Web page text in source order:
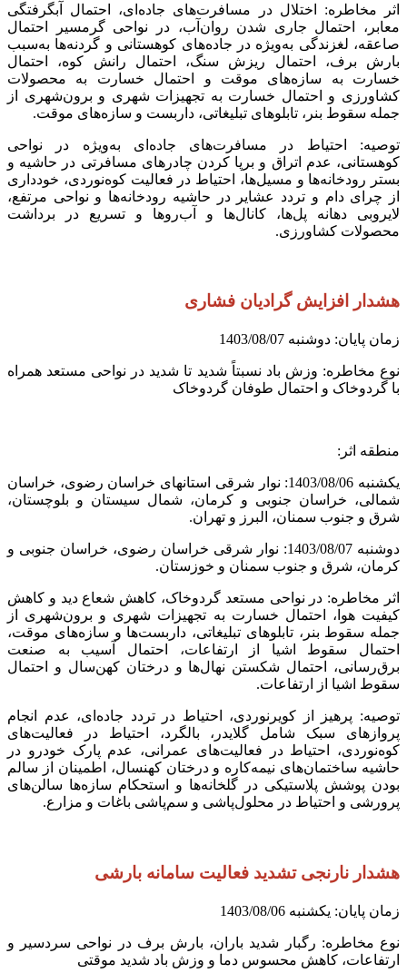
اثر مخاطره: اختلال در مسافرت‌های جاده‌ای، احتمال آبگرفتگی
معابر، احتمال جاری شدن روان‌آب، در نواحی گرمسیر احتمال
صاعقه، لغزندگی به‌ویژه در جاده‌های کوهستانی و گردنه‌ها به‌سبب
بارش برف، احتمال ریزش سنگ، احتمال رانش کوه، احتمال
خسارت به سازه‌های موقت و احتمال خسارت به محصولات
کشاورزی و احتمال خسارت به تجهیزات شهری و برون‌شهری از
جمله سقوط بنر، تابلوهای تبلیغاتی، داربست‌ و سازه‌های موقت.
توصیه: احتیاط در مسافرت‌های جاده‌ای به‌ویژه در نواحی
کوهستانی، عدم اتراق و برپا کردن چادرهای مسافرتی در حاشیه و
بستر رودخانه‌ها و مسیل‌ها، احتیاط در فعالیت کوه‌نوردی، خودداری
از چرای دام و تردد عشایر در حاشیه رودخانه‌ها و نواحی مرتفع،
لایروبی دهانه پل‌ها، کانال‌ها و آب‌روها و تسریع در برداشت
محصولات کشاورزی.
هشدار افزایش گرادیان فشاری
زمان پایان: دوشنبه 1403/08/07
نوع مخاطره: وزش باد نسبتاً شدید تا شدید در نواحی مستعد همراه
با گردوخاک و احتمال طوفان گردوخاک
منطقه اثر:
یکشنبه 1403/08/06: نوار شرقی استانهای خراسان رضوی، خراسان
شمالی، خراسان جنوبی و کرمان، شمال سیستان و بلوچستان،
شرق و جنوب سمنان، البرز و تهران.
دوشنبه 1403/08/07: نوار شرقی خراسان رضوی، خراسان جنوبی و
کرمان، شرق و جنوب سمنان و خوزستان.
اثر مخاطره: در نواحی مستعد گردوخاک، کاهش شعاع دید و کاهش
کیفیت هوا، احتمال خسارت به تجهیزات شهری و برون‌شهری از
جمله سقوط بنر، تابلوهای تبلیغاتی، داربست‌ها و سازه‌های موقت،
احتمال سقوط اشیا از ارتفاعات، احتمال آسیب به صنعت
برق‌رسانی، احتمال شکستن نهال‌ها و درختان کهن‌سال و احتمال
سقوط اشیا از ارتفاعات.
توصیه: پرهیز از کویرنوردی، احتیاط در تردد جاده‌ای، عدم انجام
پروازهای سبک شامل گلایدر، بالگرد، احتیاط در فعالیت‌های
کوه‌نوردی، احتیاط در فعالیت‌های عمرانی، عدم پارک خودرو در
حاشیه ساختمان‌های نیمه‌کاره و درختان کهنسال، اطمینان از سالم
بودن پوشش پلاستیکی در گلخانه‌ها و استحکام سازه‌ها سالن‌های
پرورشی و احتیاط در محلول‌پاشی و سم‌پاشی باغات و مزارع.
هشدار نارنجی تشدید فعالیت سامانه بارشی
زمان پایان: یکشنبه 1403/08/06
نوع مخاطره: رگبار شدید باران، بارش برف در نواحی سردسیر و
ارتفاعات، کاهش محسوس دما و وزش باد شدید موقتی